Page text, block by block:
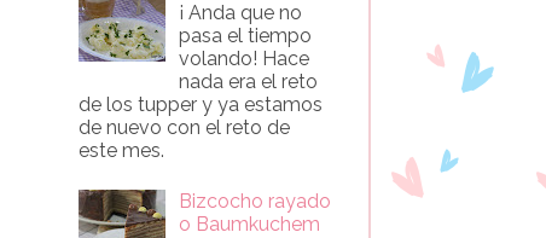
¡ Anda que no
pasa el tiempo
volando! Hace
nada era el reto
de los tupper y ya estamos
de nuevo con el reto de
este mes.
Bizcocho rayado
o Baumkuchem